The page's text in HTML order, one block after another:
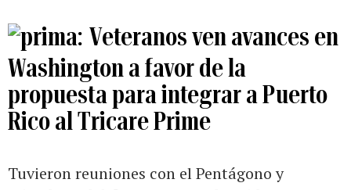
Veteranos ven avances en
Washington a favor de la
propuesta para integrar a Puerto
Rico al Tricare Prime
Tuvieron reuniones con el Pentágono y